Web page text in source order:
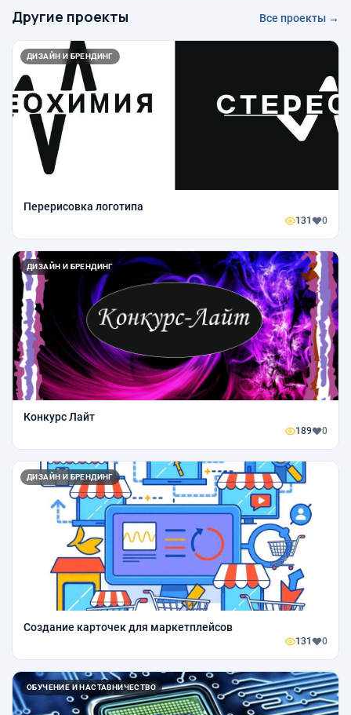
Другие проекты Все проекты →
ДИЗАЙН И БРЕНДИНГ
Перерисовка логотипа
131 0
ДИЗАЙН И БРЕНДИНГ
Конкурс Лайт
189 0
ДИЗАЙН И БРЕНДИНГ
Создание карточек для маркетплейсов
131 0
ОБУЧЕНИЕ И НАСТАВНИЧЕСТВО